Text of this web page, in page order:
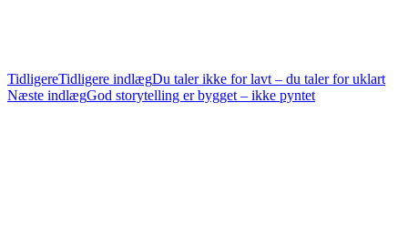
TidligereTidligere indlægDu taler ikke for lavt – du taler for uklart
Næste indlægGod storytelling er bygget – ikke pyntet